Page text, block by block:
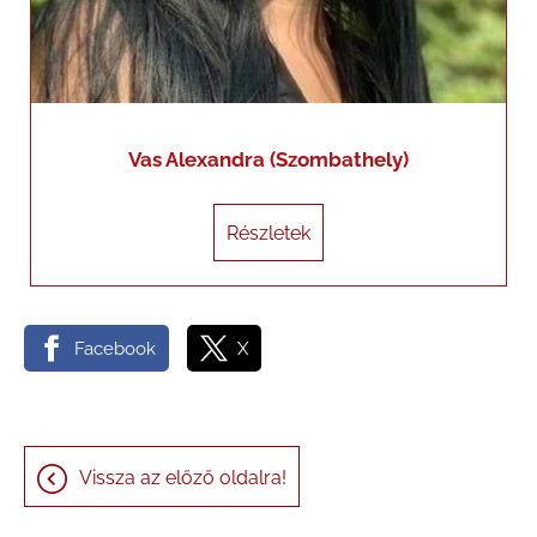
Részletek
Vas Alexandra (Szombathely)
Részletek
Facebook X
Vissza az előző oldalra!